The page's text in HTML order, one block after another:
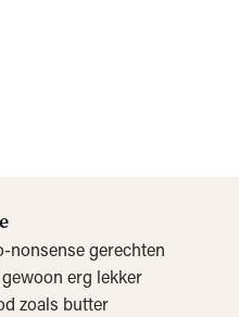
nonsense gerechten
erg lekker
zoals butter